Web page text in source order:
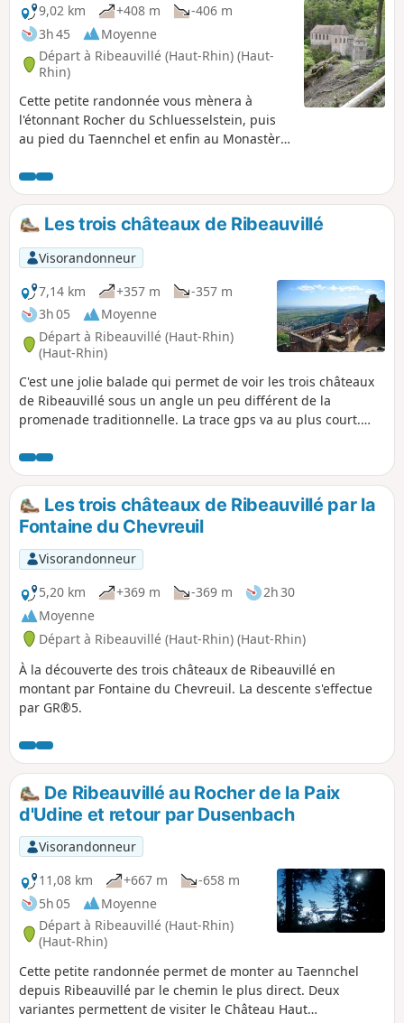
9,02 km
+408 m
-406 m
3h 45
Moyenne
Départ à Ribeauvillé (Haut-Rhin) (Haut-
Rhin)
Cette petite randonnée vous mènera à
l'étonnant Rocher du Schluesselstein, puis
au pied du Taennchel et enfin au Monastère
Maria Raydt.
Les trois châteaux de Ribeauvillé
Visorandonneur
7,14 km
+357 m
-357 m
3h 05
Moyenne
Départ à Ribeauvillé (Haut-Rhin)
(Haut-Rhin)
C'est une jolie balade qui permet de voir les trois châteaux
de Ribeauvillé sous un angle un peu différent de la
promenade traditionnelle. La trace gps va au plus court.
absolument en période de marché de noël ou le jour du
Pfifferday. Ribeauvillé est devenu récemment extrêmement
touristique.
Les trois châteaux de Ribeauvillé par la
Fontaine du Chevreuil
Visorandonneur
5,20 km
+369 m -369 m
2h 30
Moyenne
Départ à Ribeauvillé (Haut-Rhin) (Haut-Rhin)
À la découverte des trois châteaux de Ribeauvillé en
montant par Fontaine du Chevreuil. La descente s'effectue
par GR®5.
De Ribeauvillé au Rocher de la Paix
d'Udine et retour par Dusenbach
Visorandonneur
11,08 km
+667 m
-658 m
5h 05
Moyenne
Départ à Ribeauvillé (Haut-Rhin)
(Haut-Rhin)
Cette petite randonnée permet de monter au Taennchel
depuis Ribeauvillé par le chemin le plus direct. Deux
variantes permettent de visiter le Château Haut